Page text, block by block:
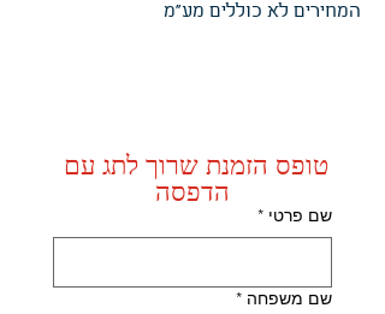
המחירים לא כוללים מע"מ
הדפסה
שם פרטי *
שם משפחה *